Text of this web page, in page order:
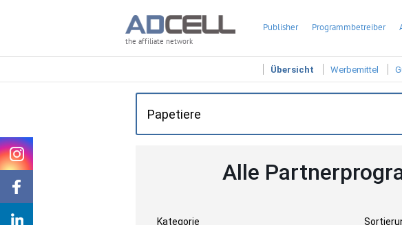
the affiliate network
Publisher Programmbetreiber
Übersicht Werbemittel
Alle
Kategorie